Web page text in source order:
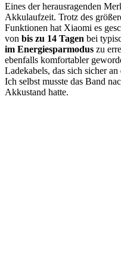
Eines der herausragenden
Akkulaufzeit. Trotz des
Funktionen hat Xiaomi es
von bis zu 14 Tagen bei
im Energiesparmodus zu
ebenfalls komfortabler
Ladekabels, das sich sicher
Ich selbst musste das Band
Akkustand hatte.